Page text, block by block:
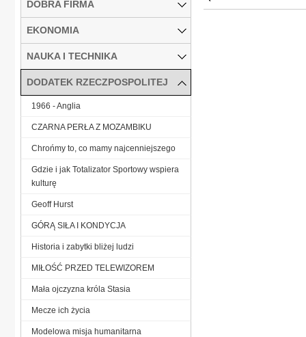
DOBRA FIRMA
EKONOMIA
NAUKA I TECHNIKA
DODATEK RZECZPOSPOLITEJ
1966 - Anglia
CZARNA PERŁA Z MOZAMBIKU
Chrońmy to, co mamy najcenniejszego
Gdzie i jak Totalizator Sportowy wspiera
kulturę
Geoff Hurst
GÓRĄ SIŁA I KONDYCJA
Historia i zabytki bliżej ludzi
MIŁOŚĆ PRZED TELEWIZOREM
Mała ojczyzna króla Stasia
Mecze ich życia
Modelowa misja humanitarna